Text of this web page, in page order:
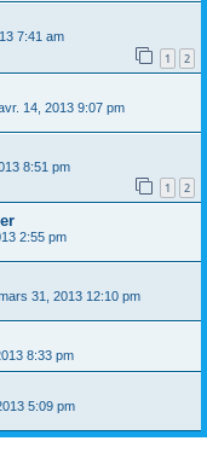
7:41 am
1 2
14, 2013 9:07 pm
8:51 pm
1 2
2:55 pm
31, 2013 12:10 pm
8:33 pm
5:09 pm